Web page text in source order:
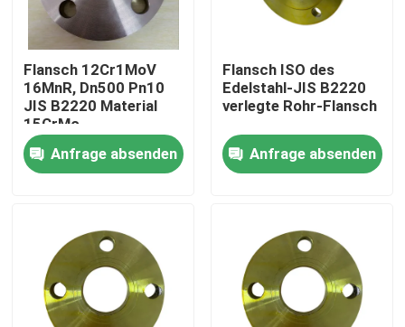
Nach Hause
Über uns
Kontakte
Flansch 12Cr1MoV
16MnR, Dn500 Pn10
JIS B2220 Material
15CrMo
Anfrage absenden
Flansch ISO des
Edelstahl-JIS B2220
verlegte Rohr-Flansch
Anfrage absenden